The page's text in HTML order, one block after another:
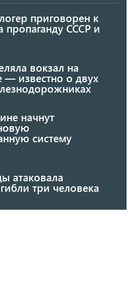
приговорен к
пропаганду СССР и
вокзал на
известно о двух
начнут
систему
атаковала
три человека